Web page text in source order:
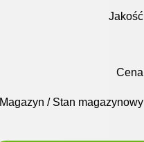
Jakość
Cena
Magazyn / Stan magazynowy